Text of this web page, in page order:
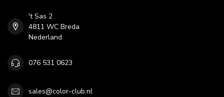
't Sas 2
4811 WC Breda
Nederland
076 531 0623
sales@color-club.nl